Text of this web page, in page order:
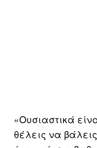
«Ουσιαστικά
θέλεις να